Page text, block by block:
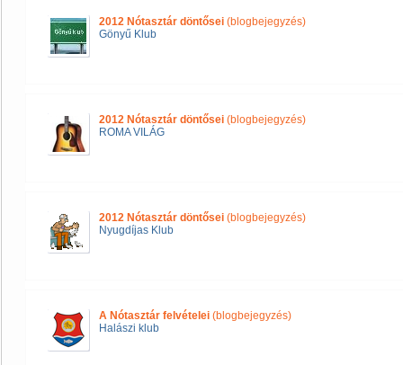
2012 Nótasztár döntősei (blogbejegyzés)
Gönyű Klub
2012 Nótasztár döntősei (blogbejegyzés)
ROMA VILÁG
2012 Nótasztár döntősei (blogbejegyzés)
Nyugdíjas Klub
A Nótasztár felvételei (blogbejegyzés)
Halászi klub